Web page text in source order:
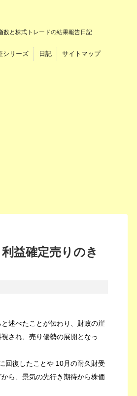
数と株式トレードの結果報告日記
シリーズ 日記 サイトマップ
益確定売りのき
述べたことが伝わり、財政の崖
され、売り優勢の展開となっ
回復したことや 10月の耐久財受
ら、景気の先行き期待から株価